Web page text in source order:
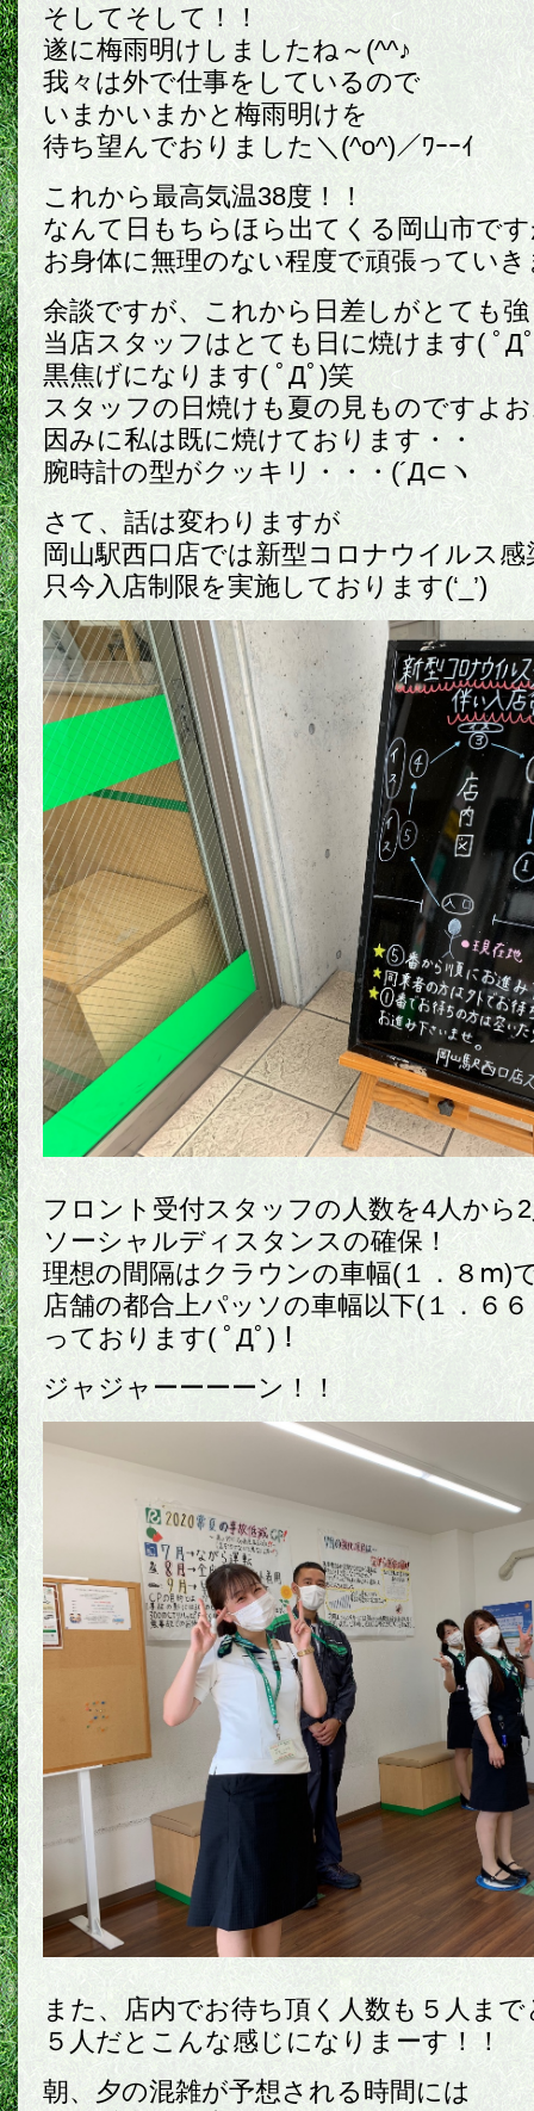
そしてそして！！
遂に梅雨明けしましたね～(^^♪
我々は外で仕事をしているので
いまかいまかと梅雨明けを
待ち望んでおりました＼(^o^)／ﾜｰｰｲ
これから最高気温38度！！
なんて日もちらほら出てくる岡山市で
お身体に無理のない程度で頑張ってい
余談ですが、これから日差しがとても
当店スタッフはとても日に焼けます( ﾟД
黒焦げになります( ﾟДﾟ)笑
スタッフの日焼けも夏の見ものですよお
因みに私は既に焼けております・・
腕時計の型がクッキリ・・・(´Д⊂ヽ
さて、話は変わりますが
岡山駅西口店では新型コロナウイルス
只今入店制限を実施しております(‘_’)
フロント受付スタッフの人数を4人から
ソーシャルディスタンスの確保！
理想の間隔はクラウンの車幅(１．８ⅿ)
店舗の都合上パッソの車幅以下(１．６
っております( ﾟДﾟ)！
ジャジャーーーーン！！
また、店内でお待ち頂く人数も５人ま
５人だとこんな感じになりまーす！！
朝、夕の混雑が予想される時間には